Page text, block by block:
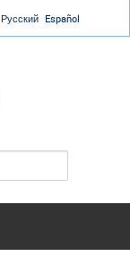
Русский Español